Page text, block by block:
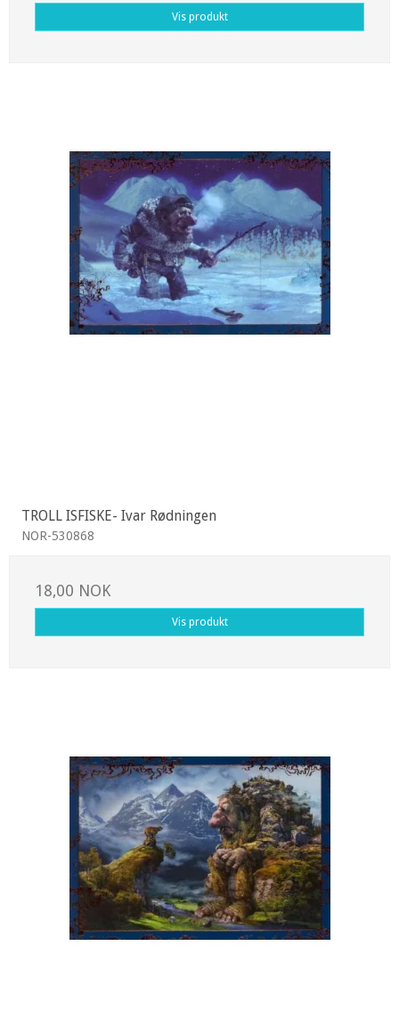
Vis produkt
TROLL ISFISKE- Ivar Rødningen
NOR-530868
18,00 NOK
Vis produkt